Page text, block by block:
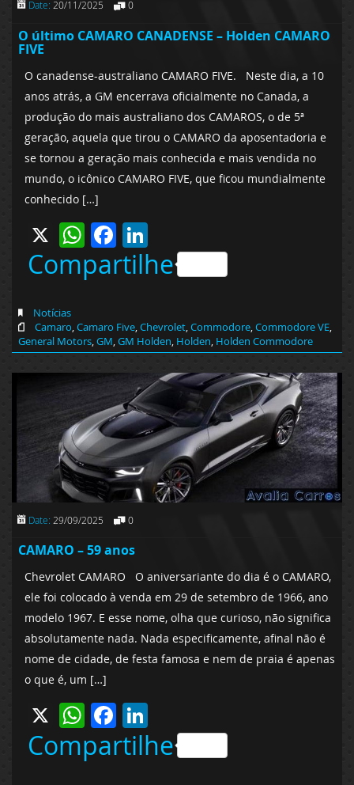
Date: 20/11/2025 0
O último CAMARO CANADENSE – Holden CAMARO
FIVE
O canadense-australiano CAMARO FIVE. Neste dia, a 10
anos atrás, a GM encerrava oficialmente no Canada, a
produção do mais australiano dos CAMAROS, o de 5ª
geração, aquela que tirou o CAMARO da aposentadoria e
se tornou a geração mais conhecida e mais vendida no
mundo, o icônico CAMARO FIVE, que ficou mundialmente
conhecido […]
X WhatsApp
Facebook
Compartilhe
Notícias
Camaro,Camaro Five,Chevrolet,Commodore,Commodore VE,
General Motors,GM,GM Holden, Holden, Holden Commodore
Date: 29/09/2025 0
CAMARO – 59 anos
Chevrolet CAMARO O aniversariante do dia é o CAMARO,
ele foi colocado à venda em 29 de setembro de 1966, ano
modelo 1967. E esse nome, olha que curioso, não significa
absolutamente nada. Nada especificamente, afinal não é
nome de cidade, de festa famosa e nem de praia é apenas
o que é, um […]
X WhatsApp
Facebook
Compartilhe